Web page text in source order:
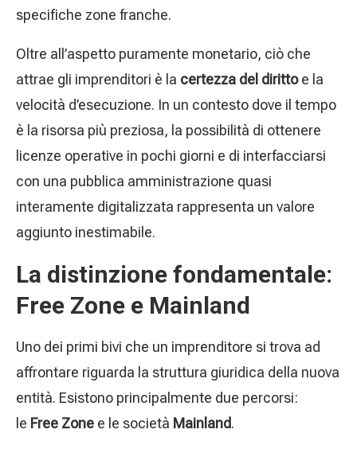
specifiche zone franche.
Oltre all’aspetto puramente monetario, ciò che
attrae gli imprenditori è la certezza del dirittoe la
velocità d’esecuzione. In un contesto dove il tempo
è la risorsa più preziosa, la possibilità di ottenere
licenze operative in pochi giorni e di interfacciarsi
con una pubblica amministrazione quasi
interamente digitalizzata rappresenta un valore
aggiunto inestimabile.
La distinzione fondamentale:
Free Zone e Mainland
Uno dei primi bivi che un imprenditore si trova ad
affrontare riguarda la struttura giuridica della nuova
entità. Esistono principalmente due percorsi:
le Free Zone e le società Mainland.